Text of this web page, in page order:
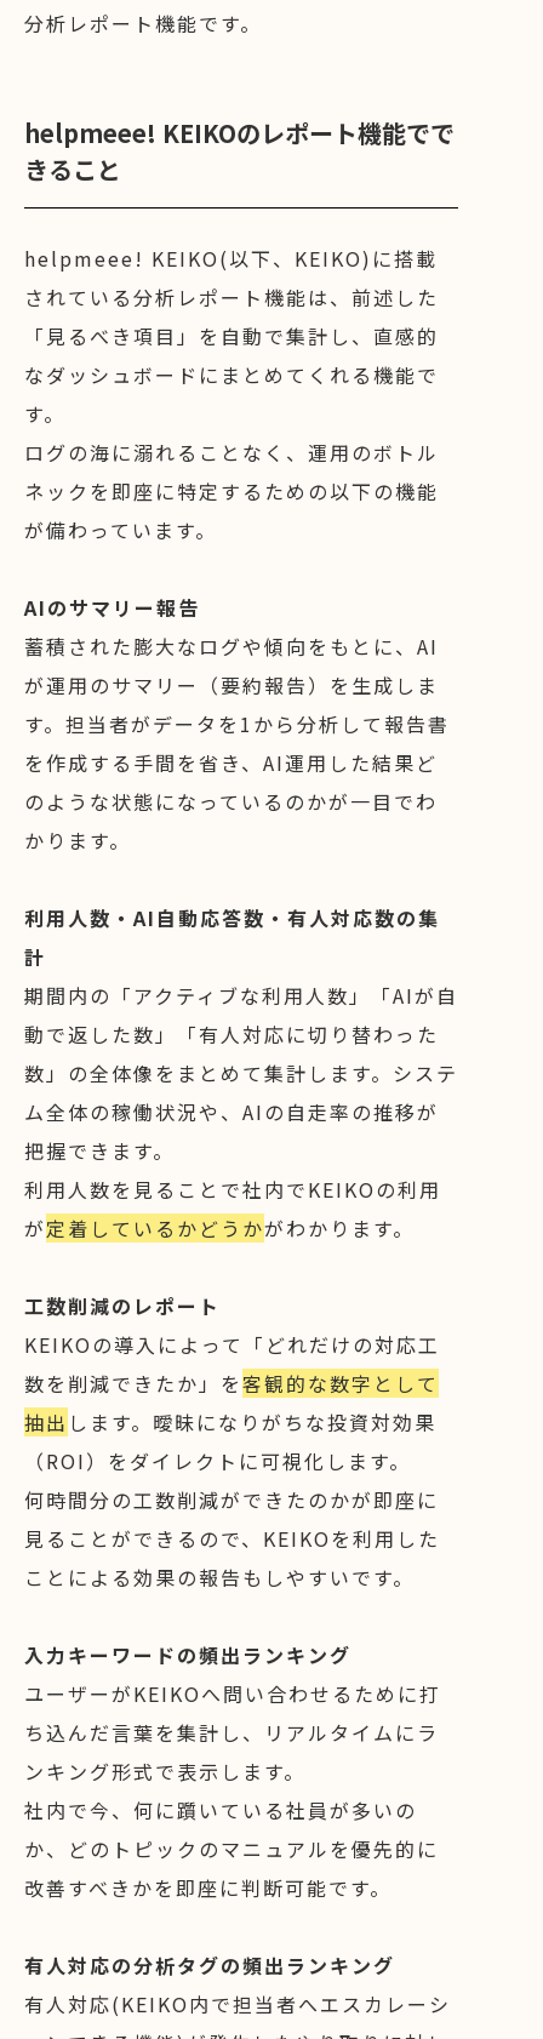
分析レポート機能です。
helpmeee! KEIKOのレポート機能でで
きること
helpmeee! KEIKO(以下、KEIKO)に搭載
されている分析レポート機能は、前述した
「見るべき項目」を自動で集計し、直感的
なダッシュボードにまとめてくれる機能で
す。
ログの海に溺れることなく、運用のボトル
ネックを即座に特定するための以下の機能
が備わっています。
AIのサマリー報告
蓄積された膨大なログや傾向をもとに、AI
が運用のサマリー（要約報告）を生成しま
す。担当者がデータを1から分析して報告書
を作成する手間を省き、AI運用した結果ど
のような状態になっているのかが一目でわ
かります。
利用人数・AI自動応答数・有人対応数の集
計
期間内の「アクティブな利用人数」「AIが自
動で返した数」「有人対応に切り替わった
数」の全体像をまとめて集計します。システ
ム全体の稼働状況や、AIの自走率の推移が
把握できます。
利用人数を見ることで社内でKEIKOの利用
が定着しているかどうかがわかります。
工数削減のレポート
KEIKOの導入によって「どれだけの対応工
数を削減できたか」を客観的な数字として
抽出 します。曖昧になりがちな投資対効果
（ROI）をダイレクトに可視化します。
何時間分の工数削減ができたのかが即座に
見ることができるので、KEIKOを利用した
ことによる効果の報告もしやすいです。
入力キーワードの頻出ランキング
ユーザーがKEIKOへ問い合わせるために打
ち込んだ言葉を集計し、リアルタイムにラ
ンキング形式で表示します。
社内で今、何に躓いている社員が多いの
か、どのトピックのマニュアルを優先的に
改善すべきかを即座に判断可能です。
有人対応の分析タグの頻出ランキング
有人対応(KEIKO内で担当者へエスカレーシ